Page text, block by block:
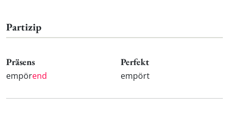
Partizip
Präsens
empörend
Perfekt
empört